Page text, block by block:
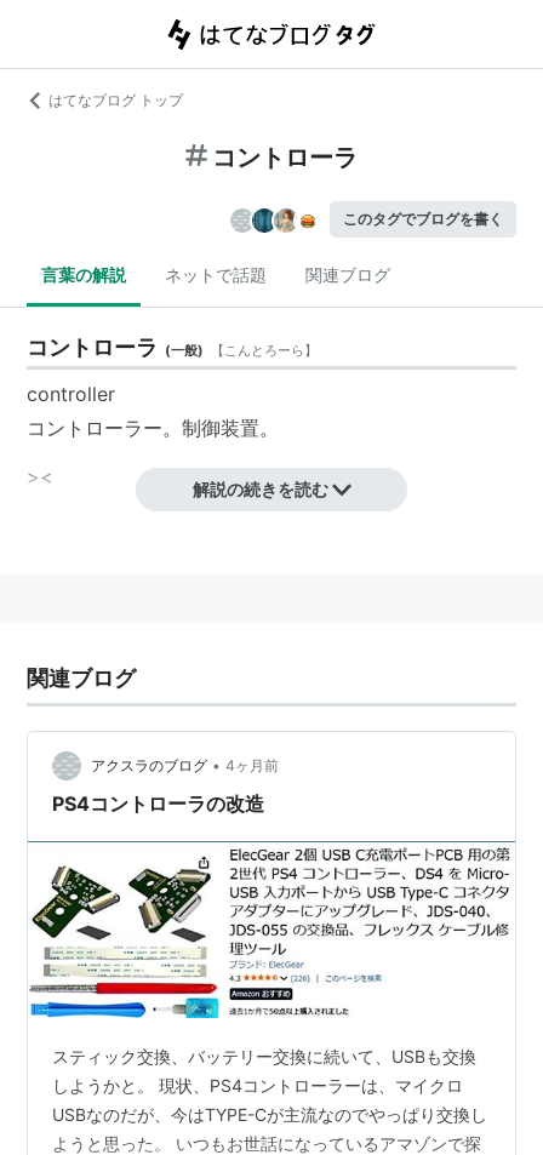
はてなブログ トップ
コントローラ
このタグでブログを書く
言葉の解説 ネットで話題 関連ブログ
コントローラ (一般) 【こんとろーら】
controller
コントローラー。制御装置。
><
解説の続きを読む
関連ブログ
アクスラのブログ • 4ヶ月前
PS4コントローラの改造
スティック交換、バッテリー交換に続いて、USBも交換
しようかと。 現状、PS4コントローラーは、マイクロ
USBなのだが、今はTYPE-Cが主流なのでやっぱり交換し
ようと思った。 いつもお世話になっているアマゾンで探